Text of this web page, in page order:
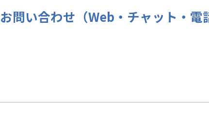
お問い合わせ（Web・チャット・電